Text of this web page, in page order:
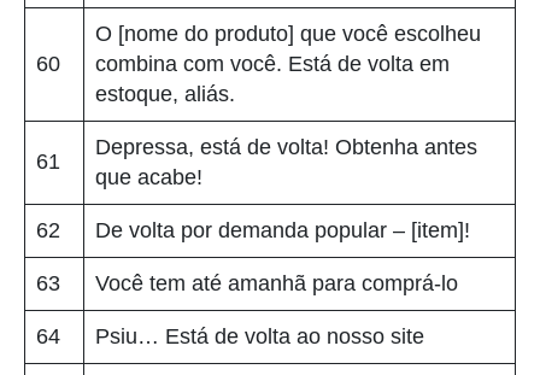
60
O [nome do produto] que você escolheu
combina com você. Está de volta em
estoque, aliás.
61
Depressa, está de volta! Obtenha antes
que acabe!
62 De volta por demanda popular – [item]!
63 Você tem até amanhã para comprá-lo
64 Psiu… Está de volta ao nosso site